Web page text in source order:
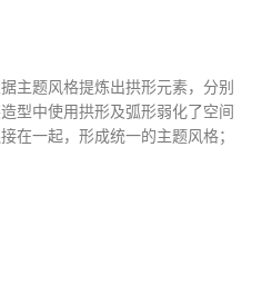
主题风格提炼出拱形元素，分别
型中使用拱形及弧形弱化了空间
在一起，形成统一的主题风格；